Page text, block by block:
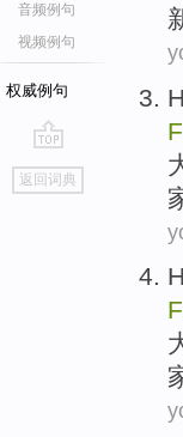
音频例句
视频例句
权威例句
go
top
返回词典